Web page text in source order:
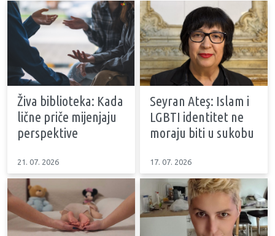
Živa biblioteka: Kada
lične priče mijenjaju
perspektive
21. 07. 2026
Seyran Ateş: Islam i
LGBTI identitet ne
moraju biti u sukobu
17. 07. 2026